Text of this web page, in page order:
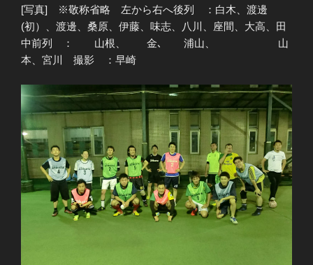
[写真] ※敬称省略 左から右へ後列 ：白木、渡邊
(初）、渡邊、桑原、伊藤、味志、八川、座間、大高、田
中前列 ： 山根、 金､ 浦山、 山
本、宮川 撮影 ：早崎